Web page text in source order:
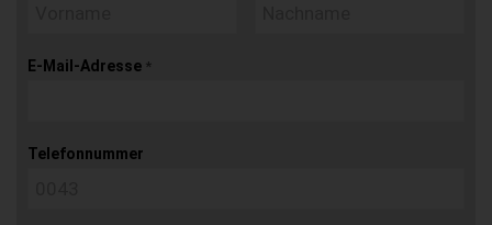
E-Mail-Adresse *
Telefonnummer